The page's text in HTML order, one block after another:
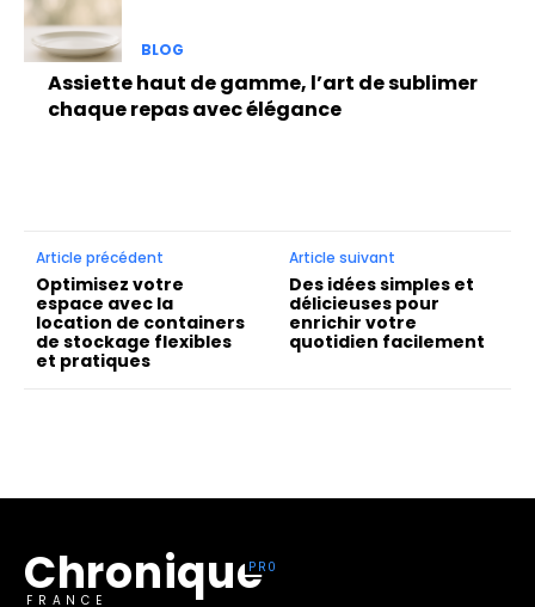
BLOG
Assiette haut de gamme, l’art de sublimer
chaque repas avec élégance
Article précédent
Optimisez votre
espace avec la
location de containers
de stockage flexibles
et pratiques
Article suivant
Des idées simples et
délicieuses pour
enrichir votre
quotidien facilement
Chronique
FRANCE